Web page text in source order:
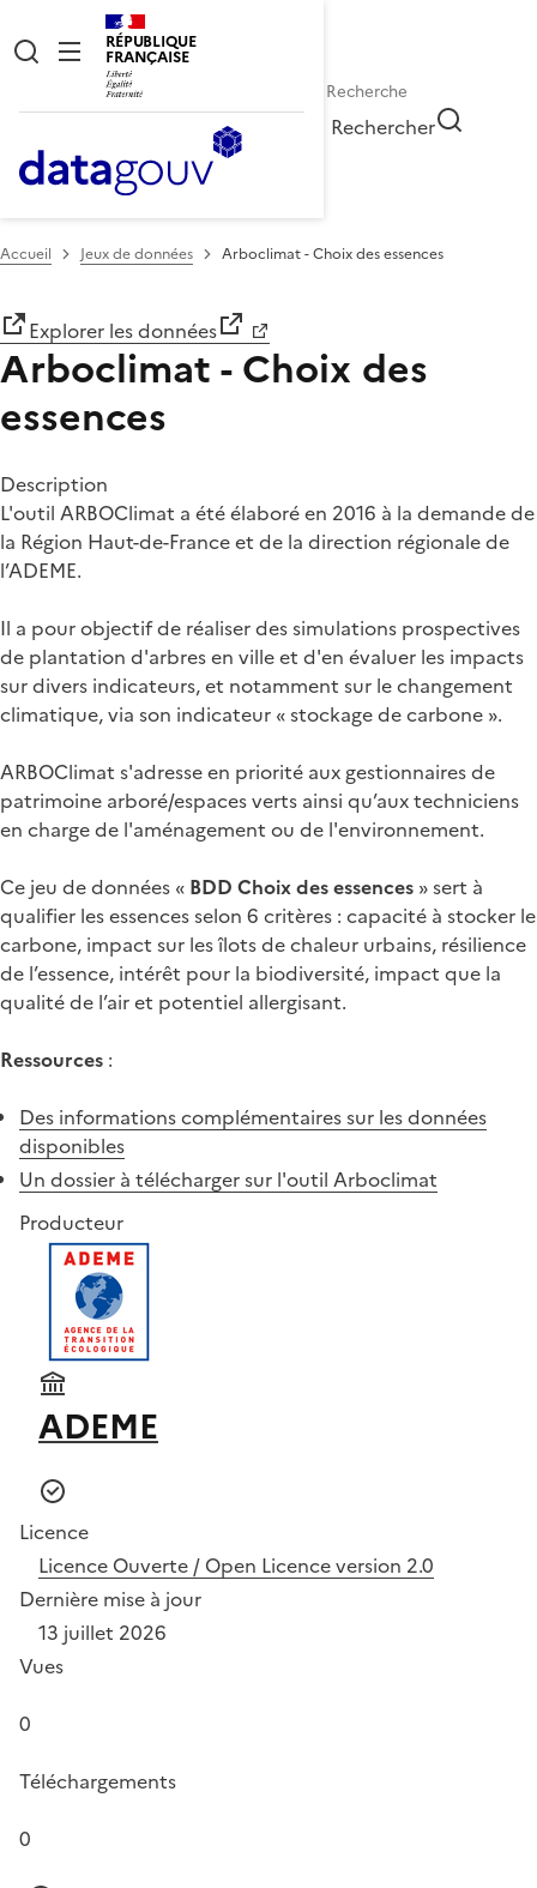
RÉPUBLIQUE
FRANÇAISE
Rechercher
Accueil Jeux de données Arboclimat - Choix des essences
Explorer les données
Arboclimat - Choix des
essences
Description
L'outil ARBOClimat a été élaboré en 2016 à la demande de
la Région Haut-de-France et de la direction régionale de
l’ADEME.
Il a pour objectif de réaliser des simulations prospectives
de plantation d'arbres en ville et d'en évaluer les impacts
sur divers indicateurs, et notamment sur le changement
climatique, via son indicateur « stockage de carbone ».
ARBOClimat s'adresse en priorité aux gestionnaires de
patrimoine arboré/espaces verts ainsi qu’aux techniciens
en charge de l'aménagement ou de l'environnement.
Ce jeu de données « BDD Choix des essences » sert à
qualifier les essences selon 6 critères : capacité à stocker le
carbone, impact sur les îlots de chaleur urbains, résilience
de l’essence, intérêt pour la biodiversité, impact que la
qualité de l’air et potentiel allergisant.
Ressources :
Des informations complémentaires sur les données
disponibles
Un dossier à télécharger sur l'outil Arboclimat
Producteur
ADEME
Licence
Licence Ouverte / Open Licence version 2.0
Dernière mise à jour
13 juillet 2026
Vues
0
Téléchargements
0